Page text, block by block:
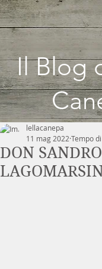
Il Blog
DON SANDRO
lellacanepa
11 mag 2022 Tempo